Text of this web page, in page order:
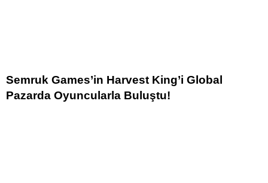
Semruk Games’in Harvest King’i Global
Pazarda Oyuncularla Buluştu!